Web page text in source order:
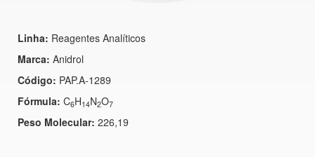
Linha: Reagentes Analíticos
Marca: Anidrol
Código: PAP.A-1289
Fórmula: C6H14N2O7
Peso Molecular: 226,19